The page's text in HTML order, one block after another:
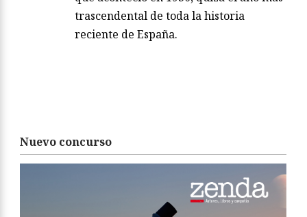
trascendental de toda la historia
reciente de España.
Nuevo concurso